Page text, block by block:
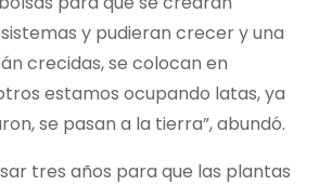
y pudieran crecer y una
crecidas, se colocan en
estamos ocupando latas, ya
se pasan a la tierra”, abundó.
tres años para que las plantas